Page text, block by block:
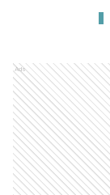
Ads